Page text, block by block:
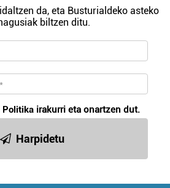
da, eta Busturialdeko asteko
biltzen ditu.
Politika irakurri eta onartzen dut.
Harpidetu